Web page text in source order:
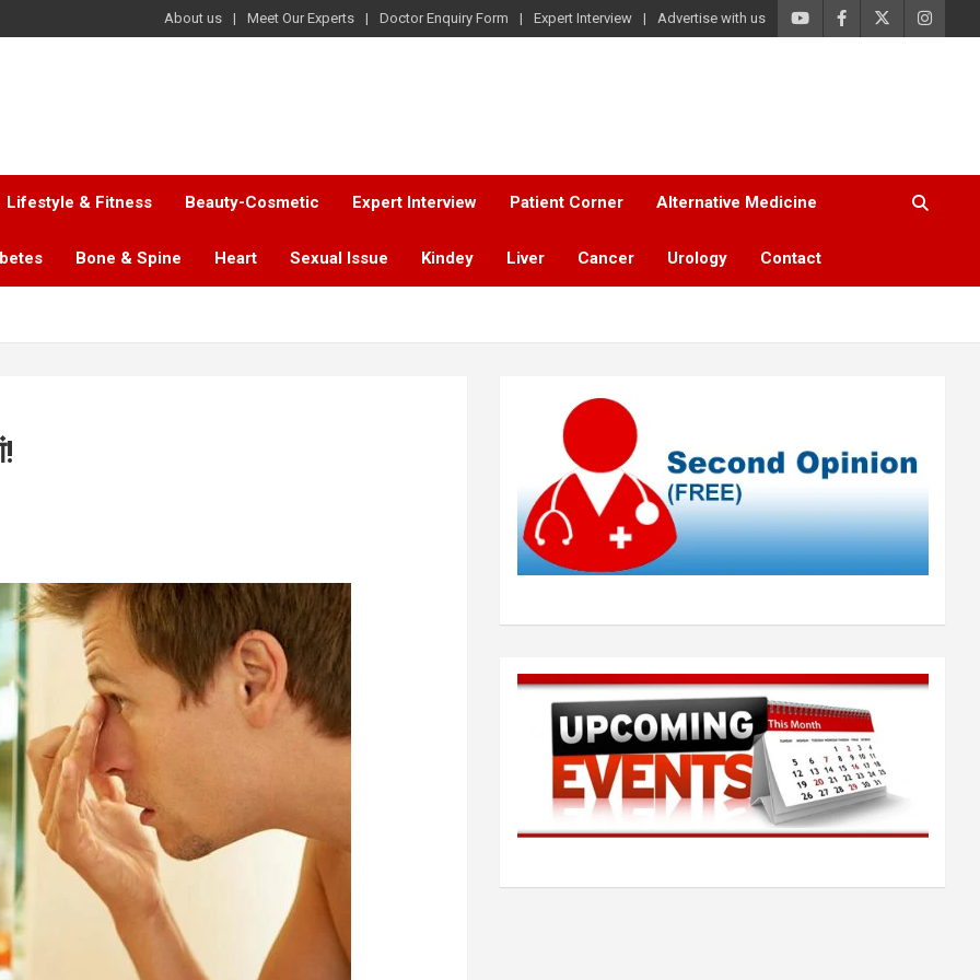
About us Meet Our Experts Doctor Enquiry Form Expert Interview Advertise with us
Lifestyle & Fitness Beauty-Cosmetic Expert Interview Patient Corner Alternative Medicine
Bone & Spine Heart Sexual Issue Kindey Liver Cancer Urology Contact